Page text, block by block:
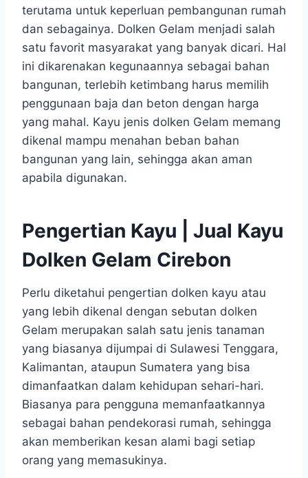
terutama untuk keperluan pembangunan rumah
dan sebagainya. Dolken Gelam menjadi salah
satu favorit masyarakat yang banyak dicari. Hal
ini dikarenakan kegunaannya sebagai bahan
bangunan, terlebih ketimbang harus memilih
penggunaan baja dan beton dengan harga
yang mahal. Kayu jenis dolken Gelam memang
dikenal mampu menahan beban bahan
bangunan yang lain, sehingga akan aman
apabila digunakan.
Pengertian Kayu | Jual Kayu
Dolken Gelam Cirebon
Perlu diketahui pengertian dolken kayu atau
yang lebih dikenal dengan sebutan dolken
Gelam merupakan salah satu jenis tanaman
yang biasanya dijumpai di Sulawesi Tenggara,
Kalimantan, ataupun Sumatera yang bisa
dimanfaatkan dalam kehidupan sehari-hari.
Biasanya para pengguna memanfaatkannya
sebagai bahan pendekorasi rumah, sehingga
akan memberikan kesan alami bagi setiap
orang yang memasukinya.